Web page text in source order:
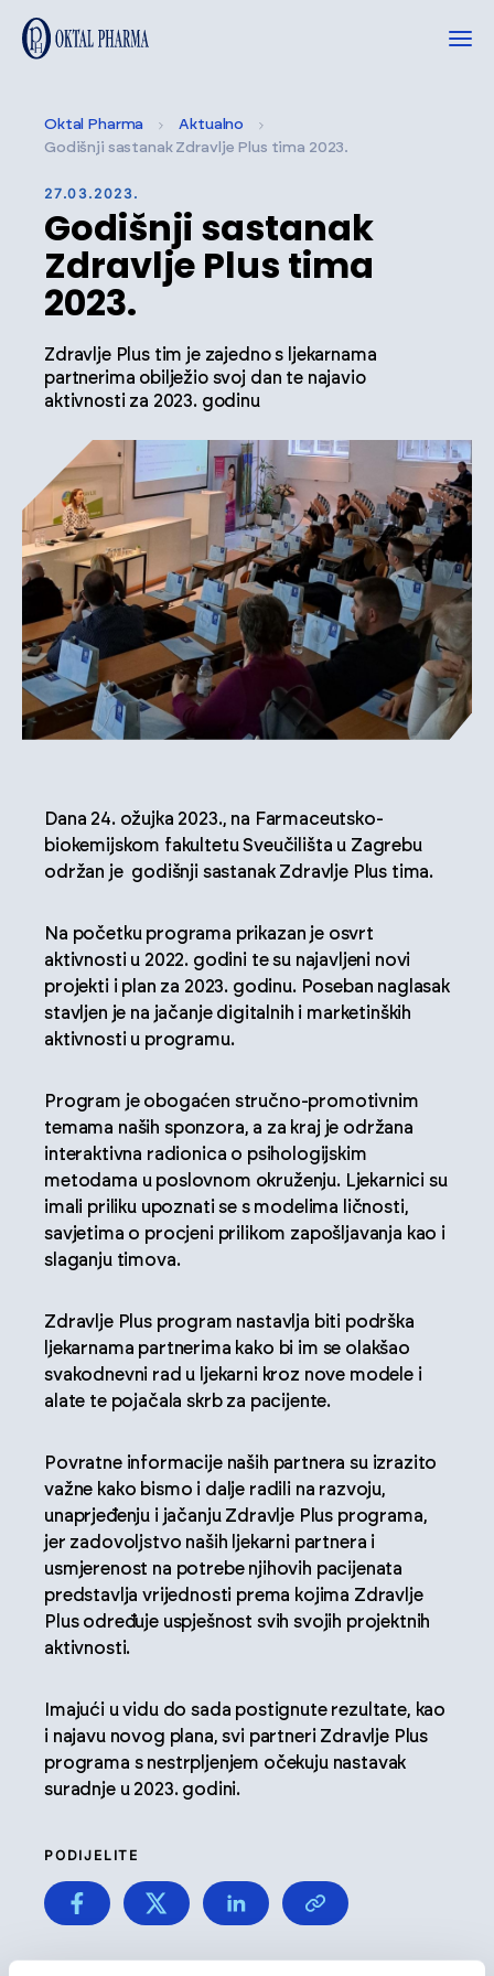
Oktal Pharma
Aktualno
Godišnji sastanak Zdravlje Plus tima 2023.
27.03.2023.
Godišnji sastanak
Zdravlje Plus tima
2023.
Zdravlje Plus tim je zajedno s ljekarnama
partnerima obilježio svoj dan te najavio
aktivnosti za 2023. godinu
Dana 24. ožujka 2023., na Farmaceutsko-
biokemijskom fakultetu Sveučilišta u Zagrebu
održan je godišnji sastanak Zdravlje Plus tima.
Na početku programa prikazan je osvrt
aktivnosti u 2022. godini te su najavljeni novi
projekti i plan za 2023. godinu. Poseban naglasak
stavljen je na jačanje digitalnih i marketinških
aktivnosti u programu.
Program je obogaćen stručno-promotivnim
temama naših sponzora, a za kraj je održana
interaktivna radionica o psihologijskim
metodama u poslovnom okruženju. Ljekarnici su
imali priliku upoznati se s modelima ličnosti,
savjetima o procjeni prilikom zapošljavanja kao i
slaganju timova.
Zdravlje Plus program nastavlja biti podrška
ljekarnama partnerima kako bi im se olakšao
svakodnevni rad u ljekarni kroz nove modele i
alate te pojačala skrb za pacijente.
Povratne informacije naših partnera su izrazito
važne kako bismo i dalje radili na razvoju,
unaprjeđenju i jačanju Zdravlje Plus programa,
jer zadovoljstvo naših ljekarni partnera i
usmjerenost na potrebe njihovih pacijenata
predstavlja vrijednosti prema kojima Zdravlje
Plus određuje uspješnost svih svojih projektnih
aktivnosti.
Imajući u vidu do sada postignute rezultate, kao
i najavu novog plana, svi partneri Zdravlje Plus
programa s nestrpljenjem očekuju nastavak
suradnje u 2023. godini.
PODIJELITE